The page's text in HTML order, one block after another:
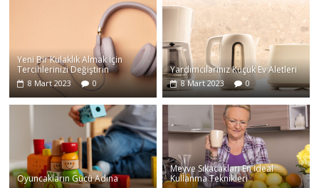
Yeni Bir Kulaklık Almak İçin
Tercihlerinizi Değiştirin
8 Mart 2023 0
Yardımcılarınız Küçük Ev Aletleri
8 Mart 2023 0
Oyuncakların Gücü Adına
Meyve Sıkacakları En İdeal
Kullanma Teknikleri